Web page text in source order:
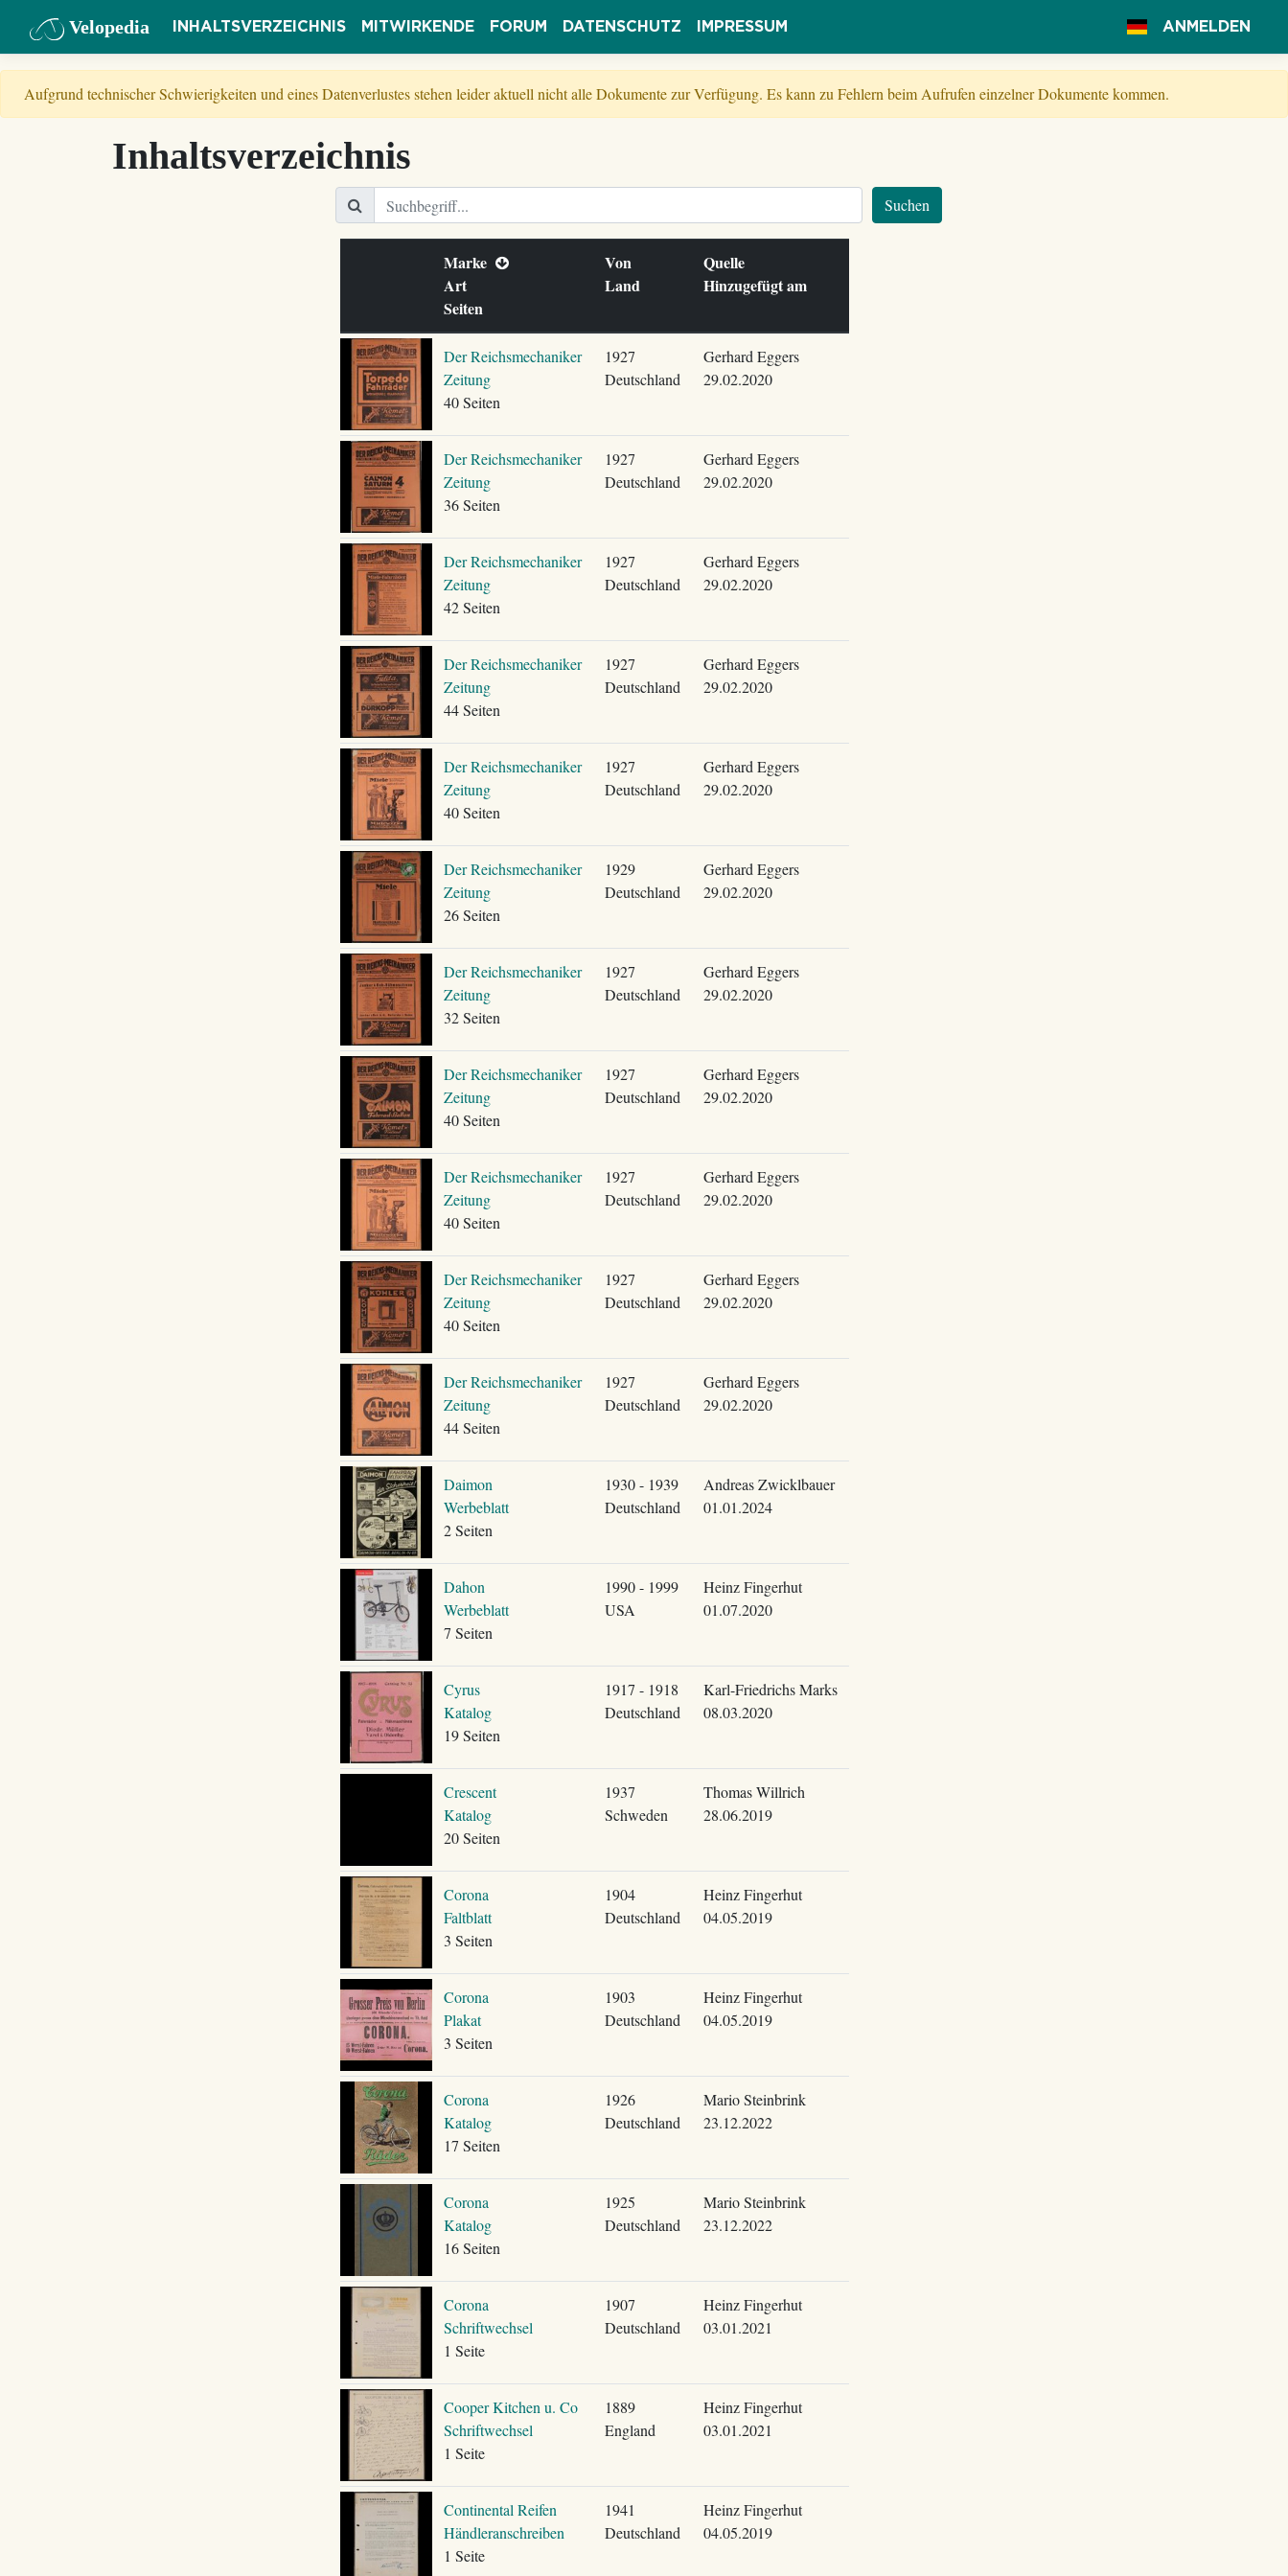
Velopedia INHALTSVERZEICHNIS MITWIRKENDE FORUM DATENSCHUTZ IMPRESSUM ANMELDEN
Aufgrund technischer Schwierigkeiten und eines Datenverlustes stehen leider aktuell nicht alle Dokumente zur Verfügung. Es kann zu Fehlern beim Aufrufen einzelner Dokumente kommen.
Inhaltsverzeichnis
Suchen
Marke
Art
Seiten
Von
Land
Quelle
Hinzugefügt am
Der Reichsmechaniker
Zeitung
40 Seiten
1927
Deutschland
Gerhard Eggers
29.02.2020
Der Reichsmechaniker
Zeitung
36 Seiten
1927
Deutschland
Gerhard Eggers
29.02.2020
Der Reichsmechaniker
Zeitung
42 Seiten
1927
Deutschland
Gerhard Eggers
29.02.2020
Der Reichsmechaniker
Zeitung
44 Seiten
1927
Deutschland
Gerhard Eggers
29.02.2020
Der Reichsmechaniker
Zeitung
40 Seiten
1927
Deutschland
Gerhard Eggers
29.02.2020
Der Reichsmechaniker
Zeitung
26 Seiten
1929
Deutschland
Gerhard Eggers
29.02.2020
Der Reichsmechaniker
Zeitung
32 Seiten
1927
Deutschland
Gerhard Eggers
29.02.2020
Der Reichsmechaniker
Zeitung
40 Seiten
1927
Deutschland
Gerhard Eggers
29.02.2020
Der Reichsmechaniker
Zeitung
40 Seiten
1927
Deutschland
Gerhard Eggers
29.02.2020
Der Reichsmechaniker
Zeitung
40 Seiten
1927
Deutschland
Gerhard Eggers
29.02.2020
Der Reichsmechaniker
Zeitung
44 Seiten
1927
Deutschland
Gerhard Eggers
29.02.2020
Daimon
Werbeblatt
2 Seiten
1930 - 1939
Deutschland
Andreas Zwicklbauer
01.01.2024
Dahon
Werbeblatt
7 Seiten
1990 - 1999
USA
Heinz Fingerhut
01.07.2020
Cyrus
Katalog
19 Seiten
1917 - 1918
Deutschland
Karl-Friedrichs Marks
08.03.2020
Crescent
Katalog
20 Seiten
1937
Schweden
Thomas Willrich
28.06.2019
Corona
Faltblatt
3 Seiten
1904
Deutschland
Heinz Fingerhut
04.05.2019
Corona
Plakat
3 Seiten
1903
Deutschland
Heinz Fingerhut
04.05.2019
Corona
Katalog
17 Seiten
1926
Deutschland
Mario Steinbrink
23.12.2022
Corona
Katalog
16 Seiten
1925
Deutschland
Mario Steinbrink
23.12.2022
Corona
Schriftwechsel
1 Seite
1907
Deutschland
Heinz Fingerhut
03.01.2021
Cooper Kitchen u. Co
Schriftwechsel
1 Seite
1889
England
Heinz Fingerhut
03.01.2021
Continental Reifen
Händleranschreiben
1 Seite
1941
Deutschland
Heinz Fingerhut
04.05.2019